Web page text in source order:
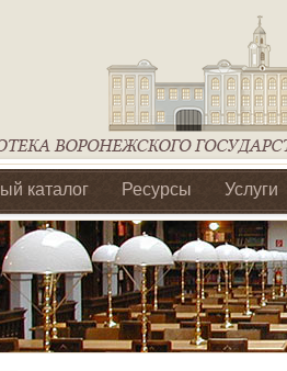
каталог Ресурсы Услуги
отделения Ассоциации